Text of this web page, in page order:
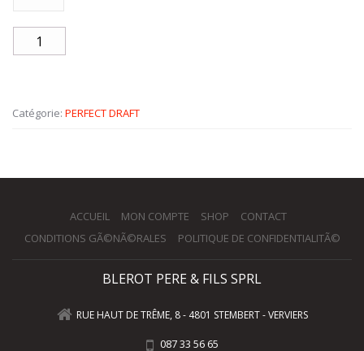
Catégorie: PERFECT DRAFT
ACCUEIL MON COMPTE SHOP
CONTACT
CONDITIONS GÃ©NÃ©RALES
POLITIQUE DE CONFIDENTIALITÃ©
BLEROT PERE & FILS SPRL
RUE HAUT DE TRÊME, 8 - 4801 STEMBERT - VERVIERS
087 33 56 65